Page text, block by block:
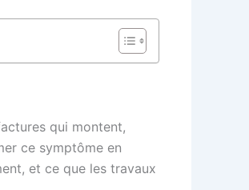
qui montent,
ce symptôme en
et ce que les travaux